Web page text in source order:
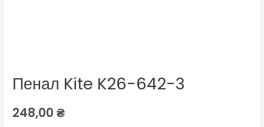
Пенал Kite K26-642-3
248,00₴
кількість